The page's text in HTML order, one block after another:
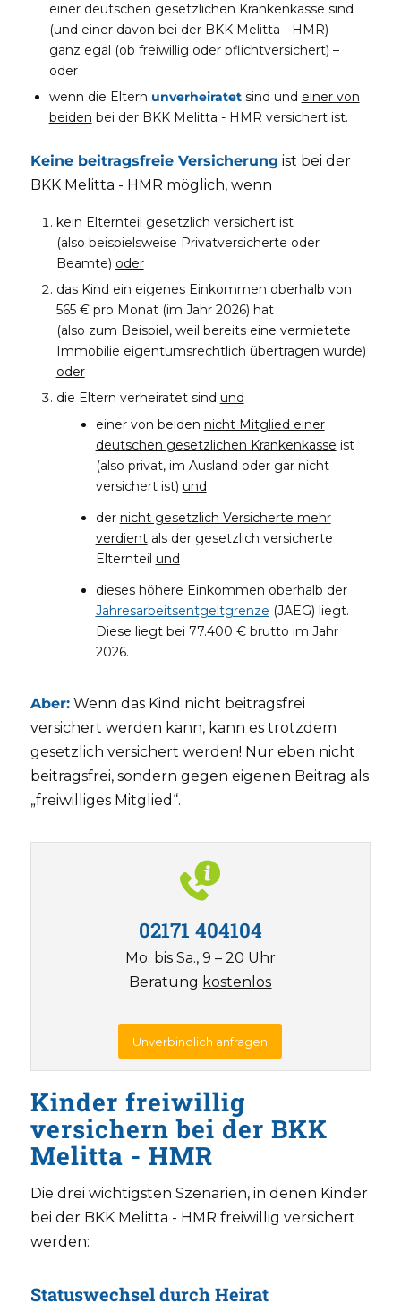
einer deutschen gesetzlichen Krankenkasse sind
(und einer davon bei der BKK Melitta - HMR) –
ganz egal (ob freiwillig oder pflichtversichert) –
oder
wenn die Eltern unverheiratetsind und einer von
beiden bei der BKK Melitta - HMR versichert ist.
Keine beitragsfreie Versicherung ist bei der
BKK Melitta - HMR möglich, wenn
kein Elternteil gesetzlich versichert ist
(also beispielsweise Privatversicherte oder
Beamte) oder
das Kind ein eigenes Einkommen oberhalb von
565 € pro Monat (im Jahr 2026) hat
(also zum Beispiel, weil bereits eine vermietete
Immobilie eigentumsrechtlich übertragen wurde)
oder
die Eltern verheiratet sind und
einer von beiden nicht Mitglied einer
deutschen gesetzlichen Krankenkasse ist
(also privat, im Ausland oder gar nicht
versichert ist) und
der nicht gesetzlich Versicherte mehr
verdientals der gesetzlich versicherte
Elternteil und
dieses höhere Einkommen oberhalb der
Jahresarbeitsentgeltgrenze (JAEG) liegt.
Diese liegt bei 77.400 € brutto im Jahr
2026.
Aber:Wenn das Kind nicht beitragsfrei
versichert werden kann, kann es trotzdem
gesetzlich versichert werden! Nur eben nicht
beitragsfrei, sondern gegen eigenen Beitrag als
„freiwilliges Mitglied“.
02171 404104
Mo. bis Sa., 9 – 20 Uhr
Beratung kostenlos
Unverbindlich anfragen
Kinder freiwillig
versichern bei der BKK
Melitta - HMR
Die drei wichtigsten Szenarien, in denen Kinder
bei der BKK Melitta - HMR freiwillig versichert
werden:
Statuswechsel durch Heirat